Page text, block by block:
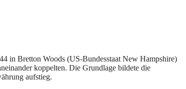
in Bretton Woods (US-Bundesstaat New Hampshire)
koppelten. Die Grundlage bildete die
aufstieg.